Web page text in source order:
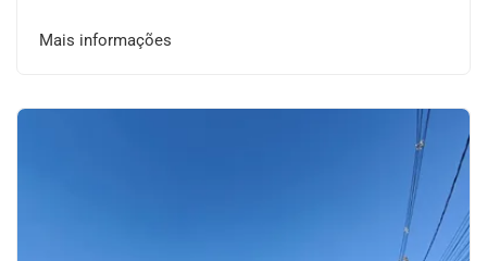
Mais informações